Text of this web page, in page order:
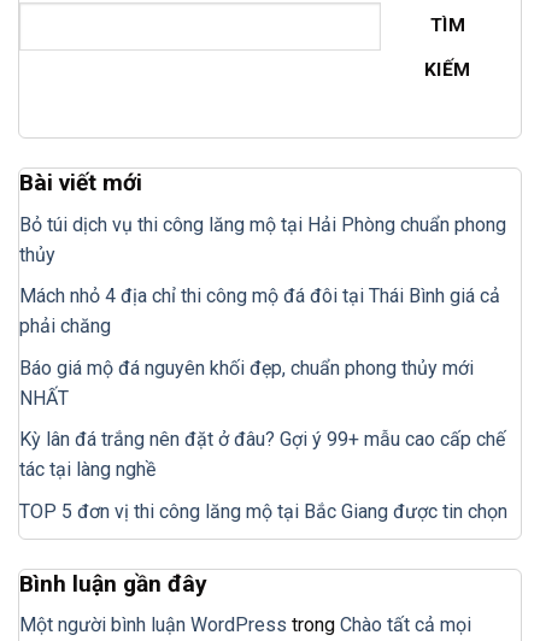
TÌM
KIẾM
Bài viết mới
Bỏ túi dịch vụ thi công lăng mộ tại Hải Phòng chuẩn phong
thủy
Mách nhỏ 4 địa chỉ thi công mộ đá đôi tại Thái Bình giá cả
phải chăng
Báo giá mộ đá nguyên khối đẹp, chuẩn phong thủy mới
NHẤT
Kỳ lân đá trắng nên đặt ở đâu? Gợi ý 99+ mẫu cao cấp chế
tác tại làng nghề
TOP 5 đơn vị thi công lăng mộ tại Bắc Giang được tin chọn
Bình luận gần đây
Một người bình luận WordPress trong Chào tất cả mọi